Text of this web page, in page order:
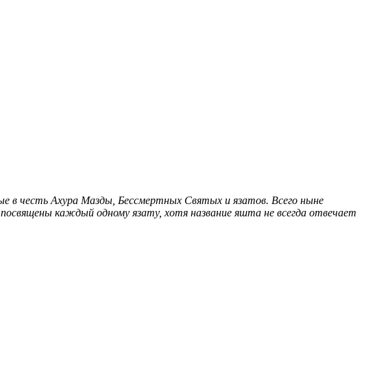
в честь Ахура Мазды, Бессмертных Святых и язатов. Всего ныне
каждый одному язату, хотя название яшта не всегда отвечает